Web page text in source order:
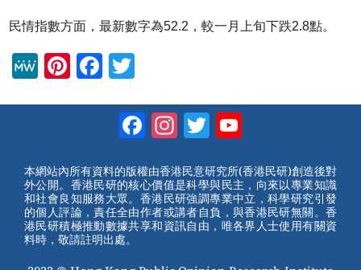
民情指數方面，最新數字為52.2，較一月上旬下跌2.8點。
M
Pi
st
F
b
o
o
k
tt
er
Facebook
Instagram
Twitter
本網站內所有資料的版權由香港民意研究所(香港民研)創造後對
外公開。香港民研的核心價值是科學與民主，向來以專業知識
和社會良知服務大眾。香港民研強調專業中立，科學研究引發
的個人評論，責任全由作者或講者自負，與香港民研無關。香
港民研積極推動數據共享和資訊自由，唯各界人士使用有關資
料時，敬請註明出處。